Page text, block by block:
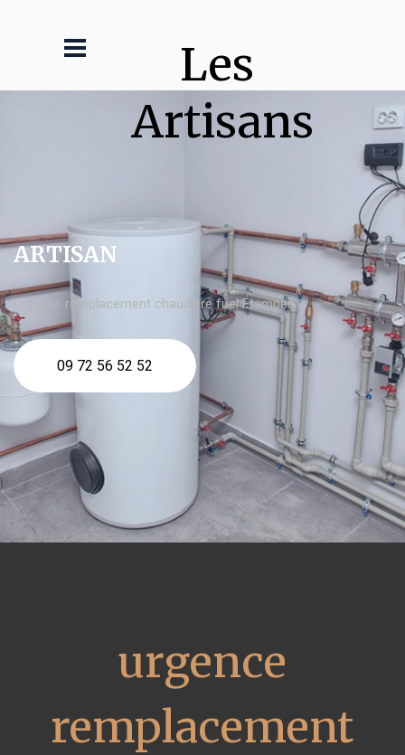
Les
Artisans
ARTISAN
urgence remplacement chaudière fuel Étampes
09 72 56 52 52
urgence
remplacement